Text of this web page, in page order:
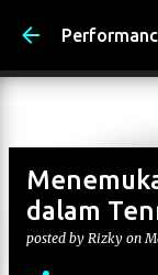
dalam
posted by Rizky on